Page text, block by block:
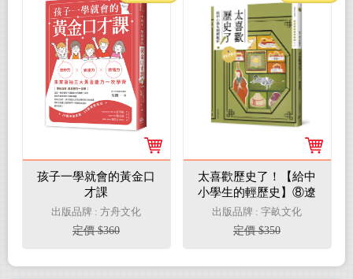
孩子一學就會的黃金口
才課
出版品牌 : 方舟文化
定價 $360
太喜歡歷史了！【給中
小學生的輕歷史】⑧遼
金西夏元
出版品牌 : 字畝文化
定價 $350